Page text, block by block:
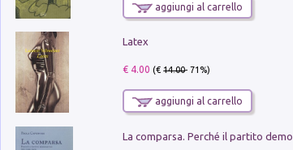
aggiungi al carrello
Latex
€ 4.00 (€14.00- 71%)
aggiungi al carrello